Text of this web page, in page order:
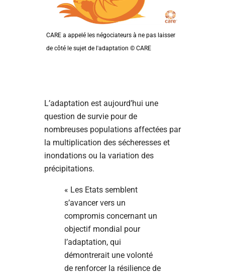
CARE a appelé les négociateurs à ne pas laisser
de côté le sujet de l'adaptation © CARE
L’adaptation est aujourd’hui une
question de survie pour de
nombreuses populations affectées par
la multiplication des sécheresses et
inondations ou la variation des
précipitations.
« Les Etats semblent
s’avancer vers un
compromis concernant un
objectif mondial pour
l’adaptation, qui
démontrerait une volonté
de renforcer la résilience de